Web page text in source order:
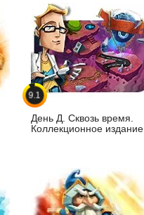
9.1
День Д. Сквозь время.
Коллекционное издание